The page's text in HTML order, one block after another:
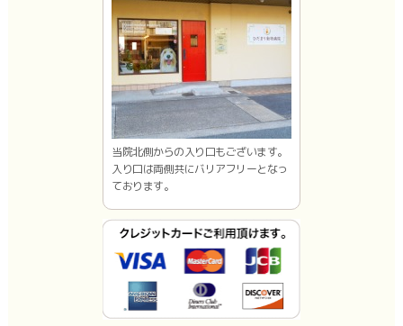
当院北側からの入り口もございます。
入り口は両側共にバリアフリーとなっ
ております。